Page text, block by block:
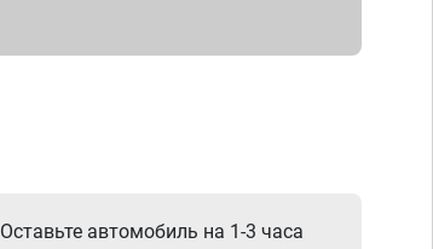
Оставьте автомобиль на 1-3 часа